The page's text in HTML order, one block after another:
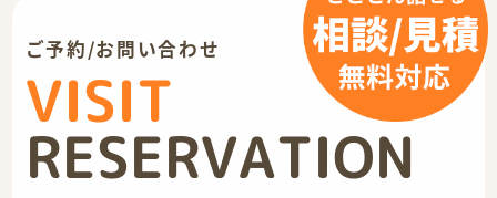
ご予約/お問い合わせ
VISIT
RESERVATION